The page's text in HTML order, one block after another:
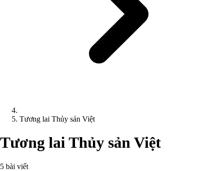
Tương lai Thủy sản Việt
Tương lai Thủy sản Việt
5 bài viết